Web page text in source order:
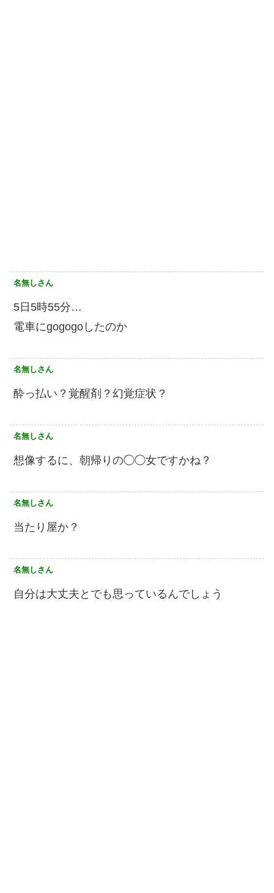
名無しさん
5日5時55分…
電車にgogogoしたのか
名無しさん
酔っ払い？覚醒剤？幻覚症状？
名無しさん
想像するに、朝帰りの◯◯女ですかね？
名無しさん
当たり屋か？
名無しさん
自分は大丈夫とでも思っているんでしょう